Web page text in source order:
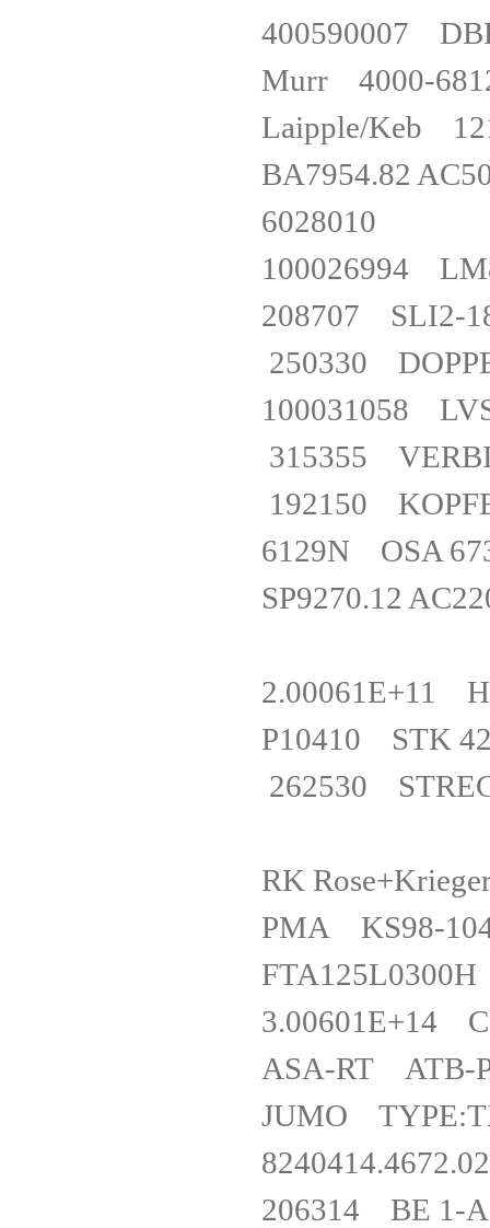
400590007
Murr 4000-
Laipple/Keb
BA7954.82
100026994
208707
250330
100031058
315355
192150
6129N
SP9270.12
2.00061E+11
P10410
262530
RK
PMA KS98-
3.00601E+14
ASA-RT
JUMO
206314 BE